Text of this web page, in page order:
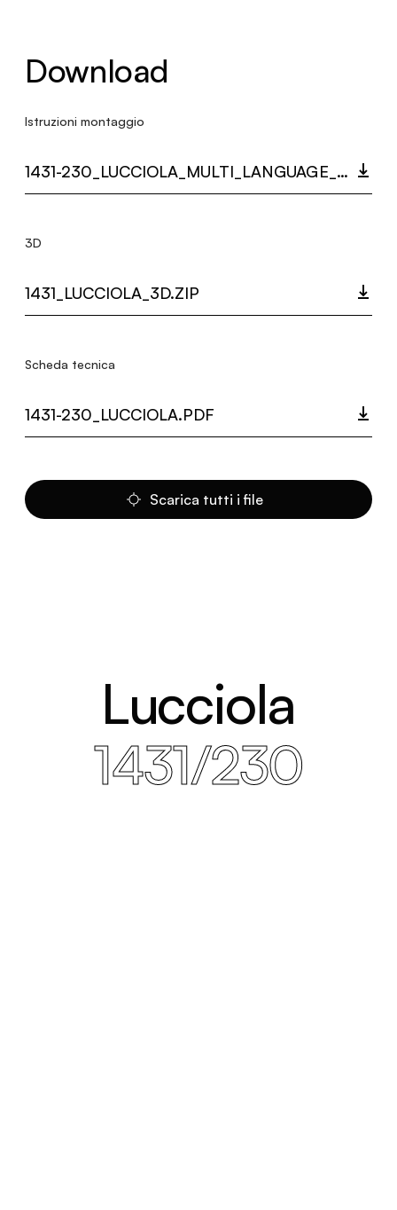
Download
Istruzioni montaggio
1431-230_LUCCIOLA_MULTI_LANGUAGE_9534_INST.PDF
3D
1431_LUCCIOLA_3D.ZIP
Scheda tecnica
1431-230_LUCCIOLA.PDF
Scarica tutti i file
Lucciola
1431/230